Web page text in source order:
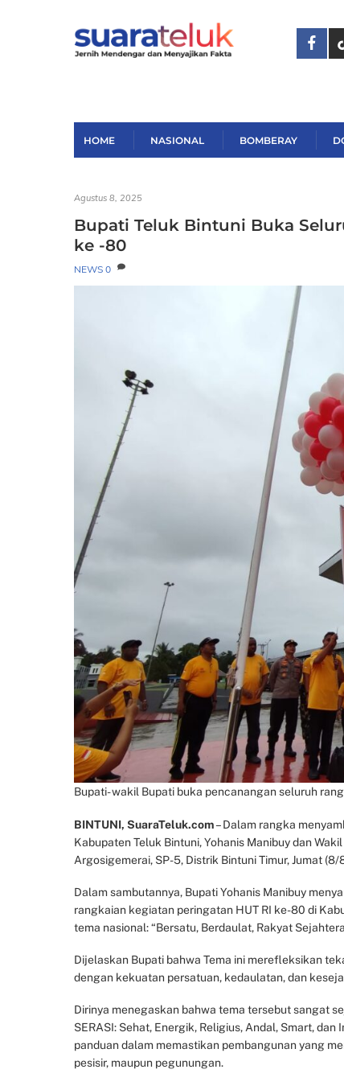
HOME NASIONAL BOMBERAY
Agustus 8, 2025
Bupati Teluk Bintuni Buka
ke -80
NEWS 0
Bupati- wakil Bupati buka pencanangan seluruh
BINTUNI, SuaraTeluk.com– Dalam rangka
Kabupaten Teluk Bintuni, Yohanis Manibuy dan
Argosigemerai, SP-5, Distrik Bintuni Timur, Jumat
Dalam sambutannya, Bupati Yohanis Manibuy
rangkaian kegiatan peringatan HUT RI ke-80 di
tema nasional: “Bersatu, Berdaulat, Rakyat
Dijelaskan Bupati bahwa Tema ini merefleksikan
dengan kekuatan persatuan, kedaulatan, dan
Dirinya menegaskan bahwa tema tersebut sangat
SERASI: Sehat, Energik, Religius, Andal, Smart,
panduan dalam memastikan pembangunan yang
pesisir, maupun pegunungan.